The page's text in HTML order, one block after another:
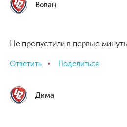
Вован
Не пропустили в первые
Ответить Поделиться
Дима